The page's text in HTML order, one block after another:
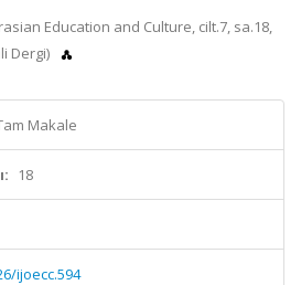
Education and Culture, cilt.7, sa.18,
Dergi)
Makale
18
ijoecc.594